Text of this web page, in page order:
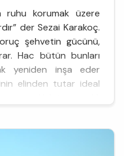
ruhu korumak üzere
der Sezai Karakoç.
şehvetin gücünü,
Hac bütün bunları
yeniden inşa eder
elinden tutar ideal